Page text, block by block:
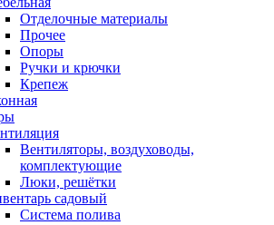
Отделочные материалы
Прочее
Опоры
Ручки и крючки
Крепеж
Вентиляторы, воздуховоды,
комплектующие
Люки, решётки
садовый
Система полива